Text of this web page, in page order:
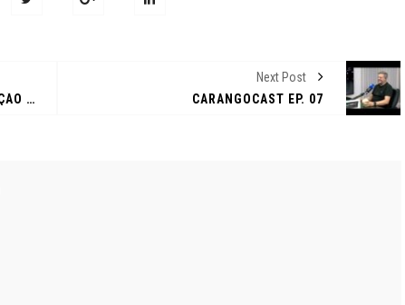
CARANGOCAST EP. 05 | PARTICIPAÇÃO DE MARCOS E PEDRO DA MALTA VEÍCULOS
Next Post
CARANGOCAST EP. 07